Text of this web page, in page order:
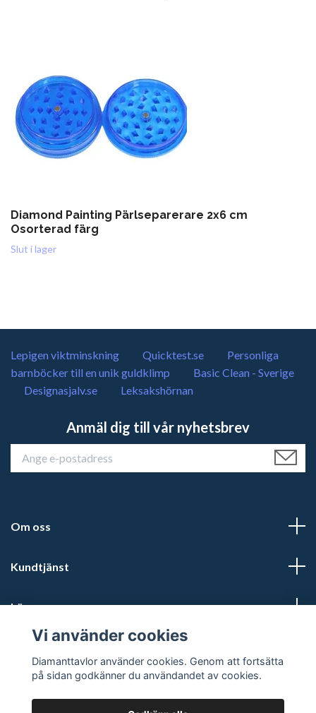
Diamond Painting Pärlseparerare 2x6 cm
Osorterad färg
Slut i lager
Lepigen viktminskning Quicktest.se
Personliga
barnböcker till en unik guldklimp
Basic Clean - Sverige
Designasjalv.se
Leksakshörnan
Anmäl dig till vår nyhetsbrev
Om oss
Kundtjänst
Läs mer
Vi använder cookies
Diamanttavlor använder cookies. Genom att fortsätta
på sidan godkänner du användandet av cookies.